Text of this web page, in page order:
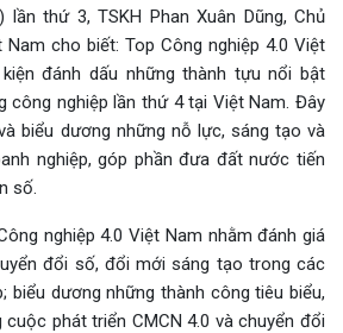
lần thứ 3, TSKH Phan Xuân Dũng, Chủ
cho biết: Top Công nghiệp 4.0 Việt
đánh dấu những thành tựu nổi bật
công nghiệp lần thứ 4 tại Việt Nam. Đây
biểu dương những nỗ lực, sáng tạo và
nghiệp, góp phần đưa đất nước tiến
số.
nghiệp 4.0 Việt Nam nhằm đánh giá
đổi số, đổi mới sáng tạo trong các
biểu dương những thành công tiêu biểu,
phát triển CMCN 4.0 và chuyển đổi